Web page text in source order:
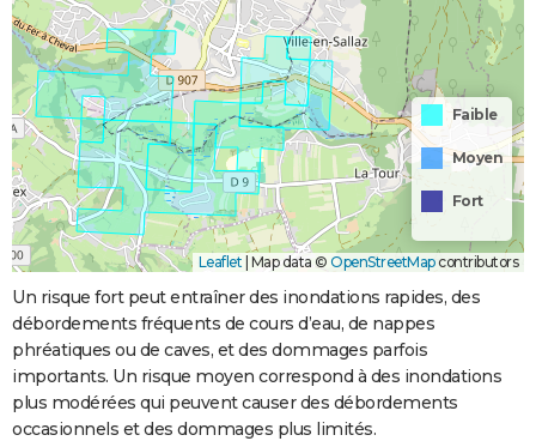
Faible
Moyen
Fort
Leaflet | Map data © OpenStreetMapcontributors
Un risque fort peut entraîner des inondations rapides, des
débordements fréquents de cours d’eau, de nappes
phréatiques ou de caves, et des dommages parfois
importants. Un risque moyen correspond à des inondations
plus modérées qui peuvent causer des débordements
occasionnels et des dommages plus limités.